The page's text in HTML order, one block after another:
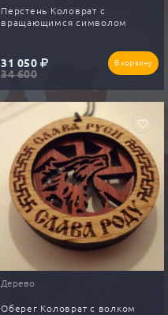
Перстень Коловрат с
вращающимся символом
31 050
34 600
В корзину
Дерево
Оберег Коловрат с волком